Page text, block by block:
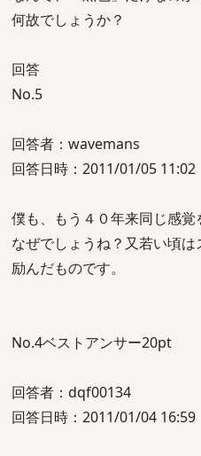
何故でしょうか？
回答
No.5
回答者：wavemans
回答日時：2011/01/05 11:02
僕も、もう４０年来同じ感覚
なぜでしょうね？又若い頃
励んだものです。
No.4ベストアンサー20pt
回答者：dqf00134
回答日時：2011/01/04 16:59